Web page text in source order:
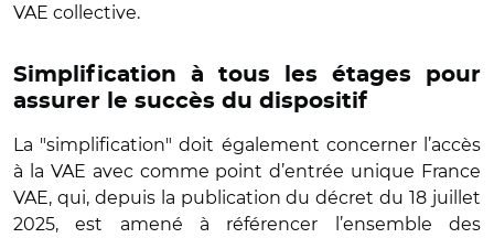
VAE collective.
Simplification à tous les étages pour
assurer le succès du dispositif
La "simplification" doit également concerner l’accès
à la VAE avec comme point d’entrée unique France
VAE, qui, depuis la publication du décret du 18 juillet
2025, est amené à référencer l’ensemble des